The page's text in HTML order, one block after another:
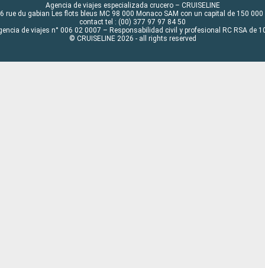
Agencia de viajes especializada crucero – CRUISELINE
rue du gabian Les flots bleus MC 98 000 Monaco SAM con un capital de 150 000
contact tel : (00) 377 97 97 84 50
de viajes n° 006 02 0007 – Responsabilidad civil y profesional RC RSA de
© CRUISELINE 2026 - all rights reserved